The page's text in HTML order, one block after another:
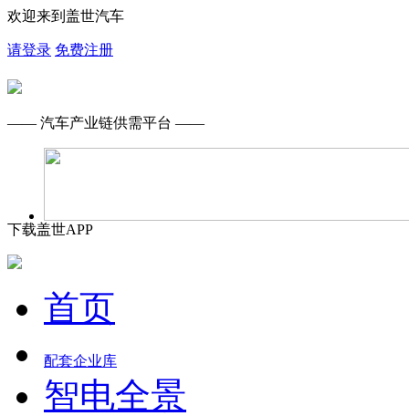
欢迎来到盖世汽车
请登录 免费注册
—— 汽车产业链供需平台 ——
下载盖世APP
首页
配套企业库
智电全景